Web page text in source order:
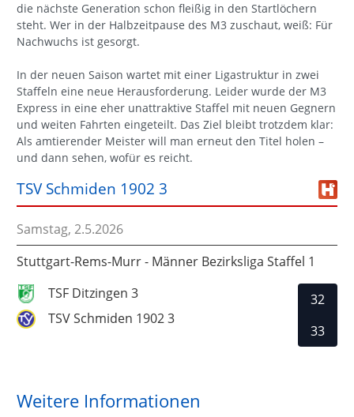
die nächste Generation schon fleißig in den Startlöchern
steht. Wer in der Halbzeitpause des M3 zuschaut, weiß: Für
Nachwuchs ist gesorgt.
In der neuen Saison wartet mit einer Ligastruktur in zwei
Staffeln eine neue Herausforderung. Leider wurde der M3
Express in eine eher unattraktive Staffel mit neuen Gegnern
und weiten Fahrten eingeteilt. Das Ziel bleibt trotzdem klar:
Als amtierender Meister will man erneut den Titel holen –
und dann sehen, wofür es reicht.
TSV Schmiden 1902 3
Samstag, 2.5.2026
Stuttgart-Rems-Murr - Männer Bezirksliga Staffel 1
TSF Ditzingen 3
TSV Schmiden 1902 3
32
33
Weitere Informationen